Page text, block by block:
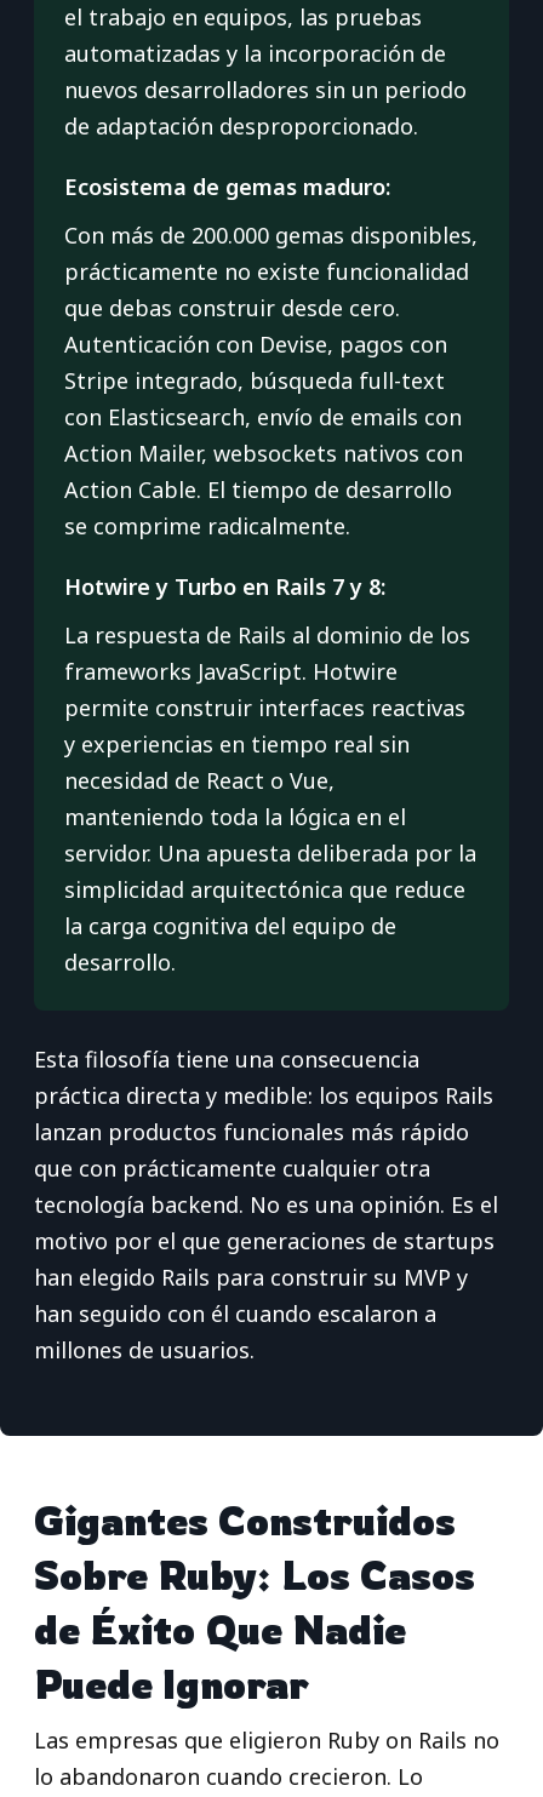
el trabajo en equipos, las pruebas
automatizadas y la incorporación de
nuevos desarrolladores sin un periodo
de adaptación desproporcionado.
Ecosistema de gemas maduro:
Con más de 200.000 gemas disponibles,
prácticamente no existe funcionalidad
que debas construir desde cero.
Autenticación con Devise, pagos con
Stripe integrado, búsqueda full-text
con Elasticsearch, envío de emails con
Action Mailer, websockets nativos con
Action Cable. El tiempo de desarrollo
se comprime radicalmente.
Hotwire y Turbo en Rails 7 y 8:
La respuesta de Rails al dominio de los
frameworks JavaScript. Hotwire
permite construir interfaces reactivas
y experiencias en tiempo real sin
necesidad de React o Vue,
manteniendo toda la lógica en el
servidor. Una apuesta deliberada por la
simplicidad arquitectónica que reduce
la carga cognitiva del equipo de
desarrollo.
Esta filosofía tiene una consecuencia
práctica directa y medible: los equipos Rails
lanzan productos funcionales más rápido
que con prácticamente cualquier otra
tecnología backend. No es una opinión. Es el
motivo por el que generaciones de startups
han elegido Rails para construir su MVP y
han seguido con él cuando escalaron a
millones de usuarios.
Gigantes Construidos
Sobre Ruby: Los Casos
de Éxito Que Nadie
Puede Ignorar
Las empresas que eligieron Ruby on Rails no
lo abandonaron cuando crecieron. Lo